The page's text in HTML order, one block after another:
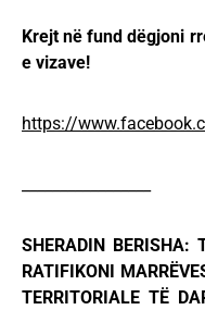
Krejt në fund dëgjoni
e vizave!
https://
SHERADIN BERISHA:
RATIFIKONI
TERRITORIALE TË